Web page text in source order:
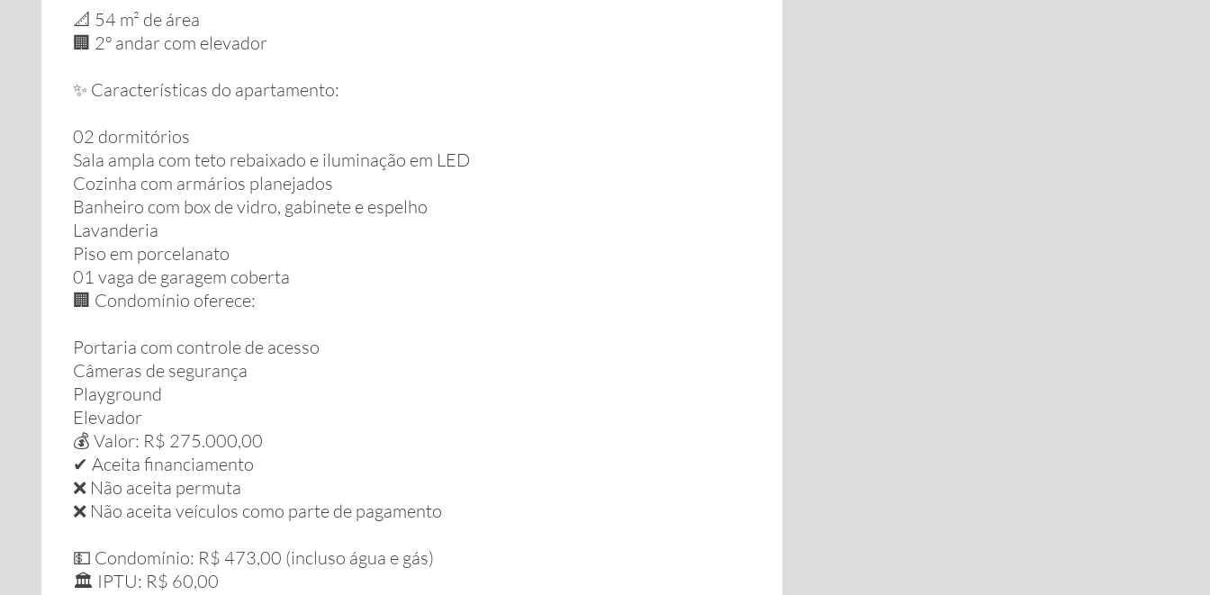
📐 54 m² de área
🏢 2º andar com elevador
✨ Características do apartamento:
02 dormitórios
Sala ampla com teto rebaixado e iluminação em LED
Cozinha com armários planejados
Banheiro com box de vidro, gabinete e espelho
Lavanderia
Piso em porcelanato
01 vaga de garagem coberta
🏢 Condomínio oferece:
Portaria com controle de acesso
Câmeras de segurança
Playground
Elevador
💰 Valor: R$ 275.000,00
✔ Aceita financiamento
❌ Não aceita permuta
❌ Não aceita veículos como parte de pagamento
💵 Condomínio: R$ 473,00 (incluso água e gás)
🏛 IPTU: R$ 60,00